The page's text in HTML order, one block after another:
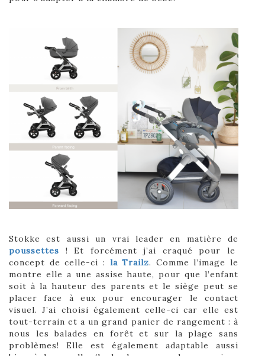
Stokke est aussi un vrai leader en matière de
poussettes
! Et forcément j’ai craqué pour le
concept de celle-ci : la Trailz. Comme l’image le
montre elle a une assise haute, pour que l’enfant
soit à la hauteur des parents et le siège peut se
placer face à eux pour encourager le contact
visuel. J’ai choisi également celle-ci car elle est
tout-terrain et a un grand panier de rangement : à
nous les balades en forêt et sur la plage sans
problèmes! Elle est également adaptable aussi